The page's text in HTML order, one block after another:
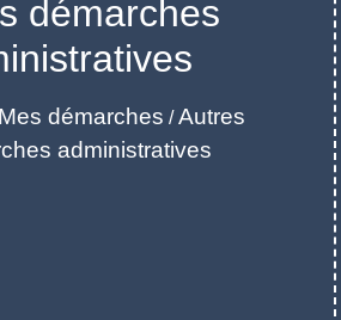
démarches
Mes démarches /Autres
administratives